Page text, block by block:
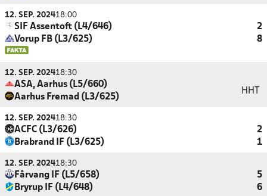
12. SEP. 202418:00
SIF Assentoft (L4/646)
2
Vorup FB (L3/625)
8
12. SEP. 202418:30
ASA, Aarhus (L5/660)
Aarhus Fremad (L3/625)
HHT
12. SEP. 202418:30
ACFC (L3/626)
2
Brabrand IF (L3/625)
1
12. SEP. 202418:30
Fårvang IF (L5/658)
5
Bryrup IF (L4/648)
6